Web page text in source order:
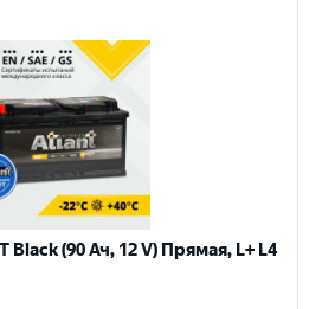
Black (90 Ач, 12 V) Прямая, L+ L4